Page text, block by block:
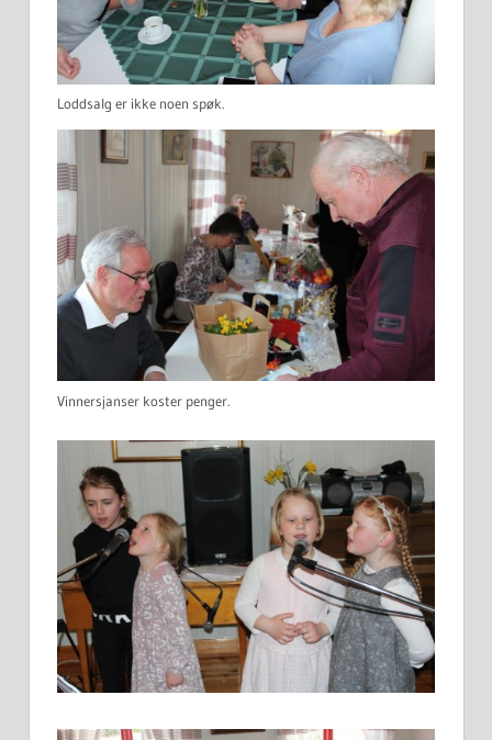
Loddsalg er ikke noen spøk.
Vinnersjanser koster penger.